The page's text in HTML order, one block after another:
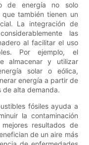
de energía no solo
también tienen un
La integración de
las
al facilitar el uso
Por ejemplo, el
almacenar y utilizar
solar o eólica,
energía a partir de
de alta demanda.
fósiles ayuda a
la contaminación
resultados de
de un aire más